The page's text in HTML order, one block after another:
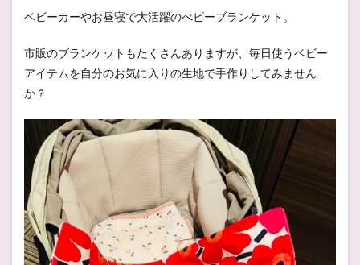
ベビーカーやお昼寝で大活躍のべビーブランケット。
市販のブランケットもたくさんありますが、毎日使うベビー
アイテムを自分のお気に入りの生地で手作りしてみません
か？